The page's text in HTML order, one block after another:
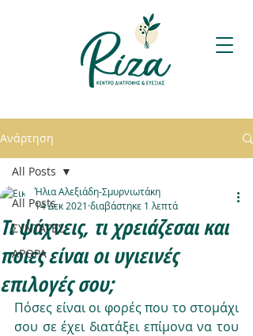
Ανάρτηση
All Posts
ΣΥΝΤΑΓΕΣ
ΑΡΘΡΑ
All Posts
Τι ψάχνεις, τι χρειάζεσαι και
ποιες είναι οι υγιεινές
επιλογές σου;
Ήλια Αλεξιάδη-Σμυρνιωτάκη
14 Δεκ 2021 διαβάστηκε 1 λεπτά
Πόσες είναι οι φορές που το στομάχι
σου σε έχει διατάξει επίμονα να του